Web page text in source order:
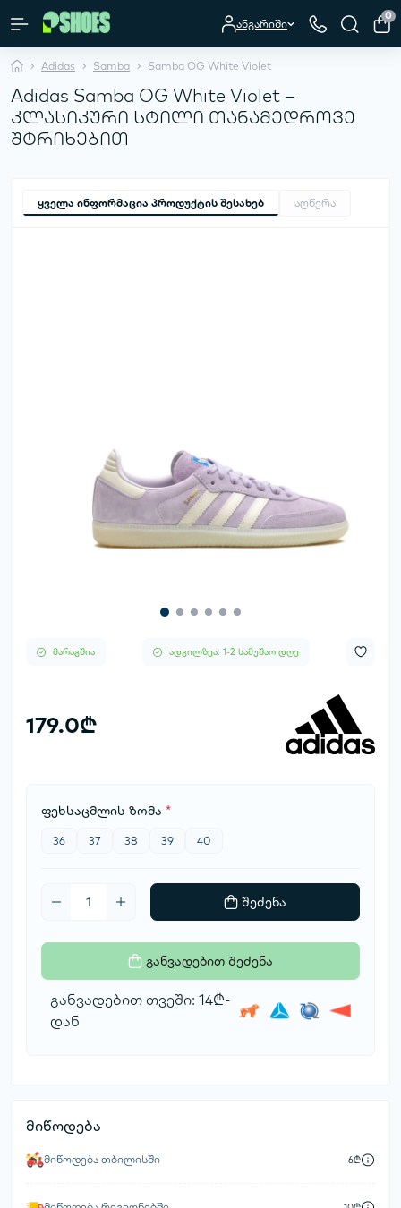
ანგარიში
0
Adidas Samba Samba OG White Violet
Adidas Samba OG White Violet –
კლასიკური სტილი თანამედროვე
შტრიხებით
ყველა ინფორმაცია პროდუქტის შესახებ აღწერა
მარაგშია ადგილზეა: 1-2 სამუშაო დღე
179.0₾
ფეხსაცმლის ზომა *
36 37 38 39 40
შეძენა
განვადებით შეძენა
განვადებით თვეში: 14₾-
დან
მიწოდება
მიწოდება თბილისში 6₾